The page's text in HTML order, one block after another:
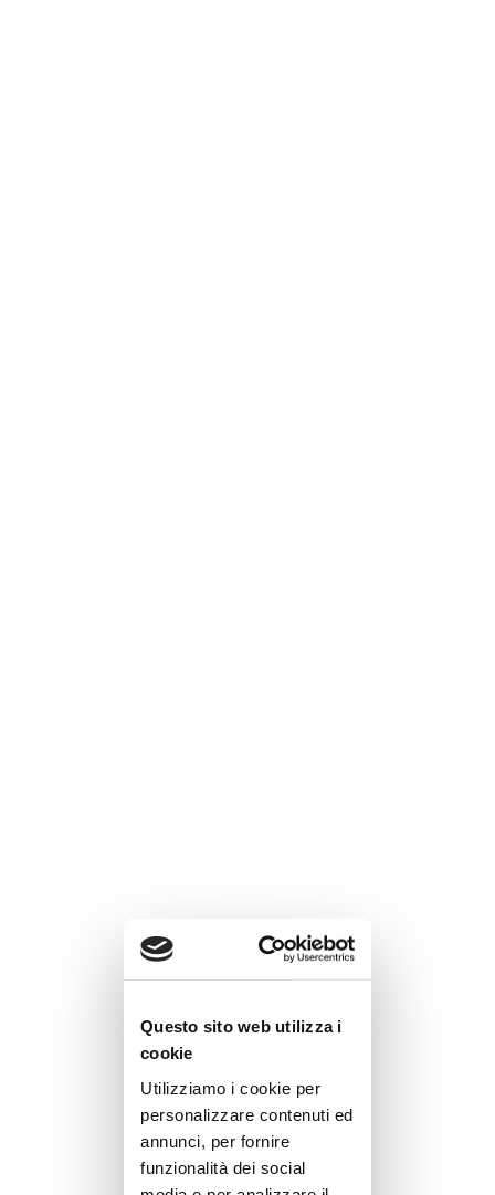
Questo sito web utilizza i
cookie
Utilizziamo i cookie per
personalizzare contenuti ed
annunci, per fornire
funzionalità dei social